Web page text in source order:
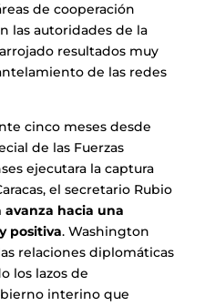
de cooperación
las autoridades de la
resultados muy
de las redes
cinco meses desde
de las Fuerzas
ejecutara la captura
el secretario Rubio
avanza hacia una
positiva. Washington
relaciones diplomáticas
los lazos de
interino que